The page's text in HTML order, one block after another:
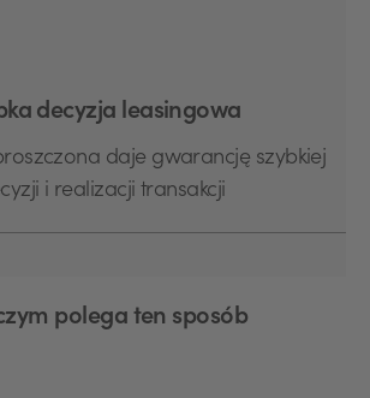
decyzja leasingowa
daje gwarancję szybkiej
i realizacji transakcji
polega ten sposób